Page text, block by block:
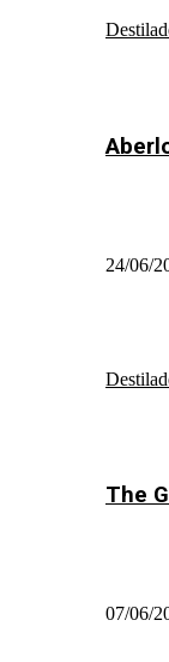
24/06/
The
07/06/